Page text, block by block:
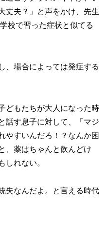
丈夫？」と声をかけ、先生
校で習った症状と似てる
、場合によっては発症する
どもたちが大人になった時
話す息子に対して、「マジ
やすいんだろ！？なんか困
、薬はちゃんと飲んどけ
しれない。
失なんだよ。と言える時代